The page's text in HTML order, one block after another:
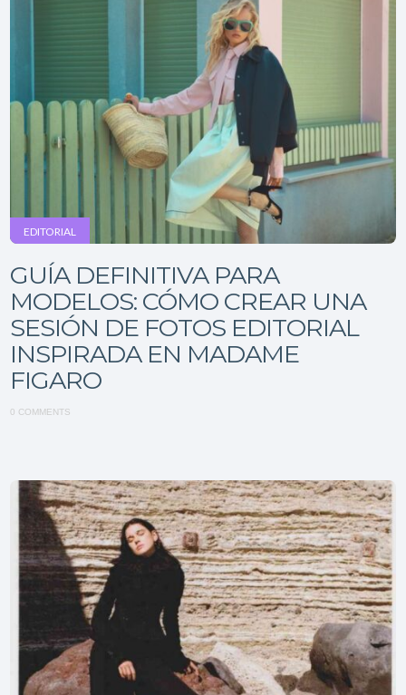
EDITORIAL
GUÍA DEFINITIVA PARA
MODELOS: CÓMO CREAR UNA
SESIÓN DE FOTOS EDITORIAL
INSPIRADA EN MADAME
FIGARO
0 COMMENTS